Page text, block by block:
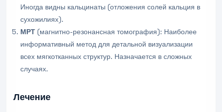
Иногда видны кальцинаты (отложения солей кальция в
сухожилиях).
МРТ (магнитно-резонансная томография): Наиболее
информативный метод для детальной визуализации
всех мягкотканных структур. Назначается в сложных
случаях.
Лечение